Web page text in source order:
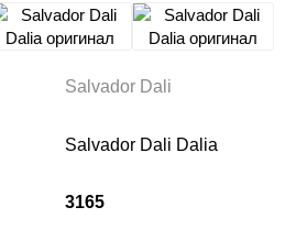
Salvador Dali
Salvador Dali Dalia
3165